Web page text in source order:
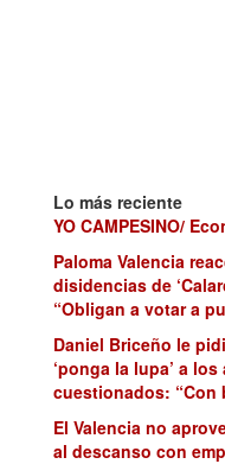
Lo más reciente
YO CAMPESINO/
Paloma Valencia
disidencias de
“Obligan a votar a
Daniel Briceño le
‘ponga la lupa’ a
cuestionados: “Con
El Valencia no
al descanso con